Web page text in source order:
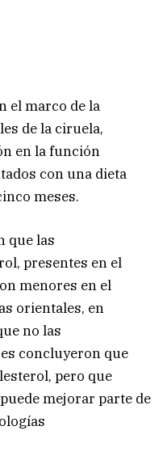
el marco de la
de la ciruela,
en la función
con una dieta
meses.
que las
presentes en el
menores en el
orientales, en
no las
concluyeron que
pero que
mejorar parte de